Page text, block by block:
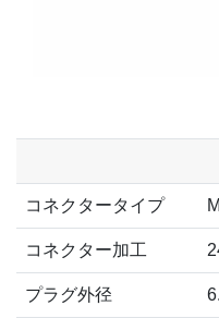
コネクタータイプ
コネクター加工
プラグ外径